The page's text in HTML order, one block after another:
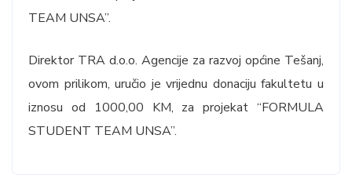
TEAM UNSA”.
Direktor TRA d.o.o. Agencije za razvoj općine Tešanj,
ovom prilikom, uručio je vrijednu donaciju fakultetu u
iznosu od 1000,00 KM, za projekat “FORMULA
STUDENT TEAM UNSA”.